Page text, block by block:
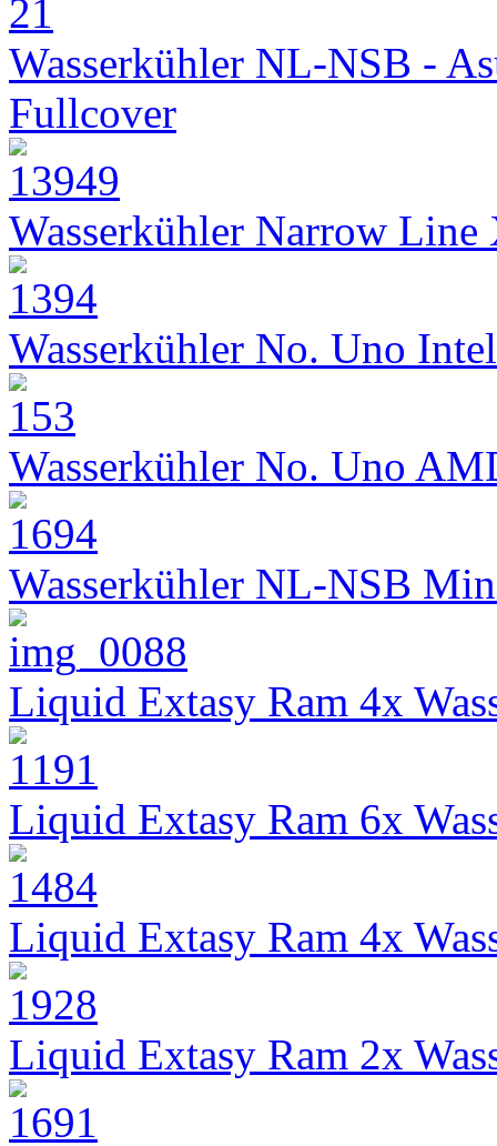
Wasserkühler NL-NSB -
Fullcover
Wasserkühler Narrow
Wasserkühler No. Uno Intel
Wasserkühler No. Uno
Wasserkühler NL-NSB
Liquid Extasy Ram 4x
Liquid Extasy Ram 6x
Liquid Extasy Ram 4x
Liquid Extasy Ram 2x